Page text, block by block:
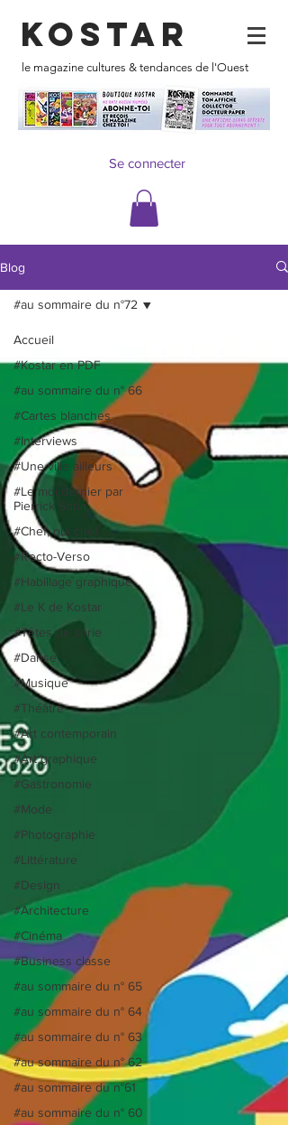
KOSTAR
le magazine cultures & tendances de l'Ouest
Se connecter
Blog
Accueil
#Kostar en PDF
#au sommaire du n° 66
#Cartes blanches
#Interviews
#Une ville ailleurs
#Le moi dernier par
Pierrick Sorin
#Chef, oui chef
#Recto-Verso
#Habillage graphique
#Le K de Kostar
#Têtes de série
#Danse
#Musique
#Théâtre
#Art contemporain
#Art graphique
#Gastronomie
#Mode
#Photographie
#Littérature
#Design
#Architecture
#Cinéma
#Business classe
#au sommaire du n° 65
#au sommaire du n° 64
#au sommaire du n° 63
#au sommaire du n° 62
#au sommaire du n°61
#au sommaire du n° 60
#au sommaire du n°72